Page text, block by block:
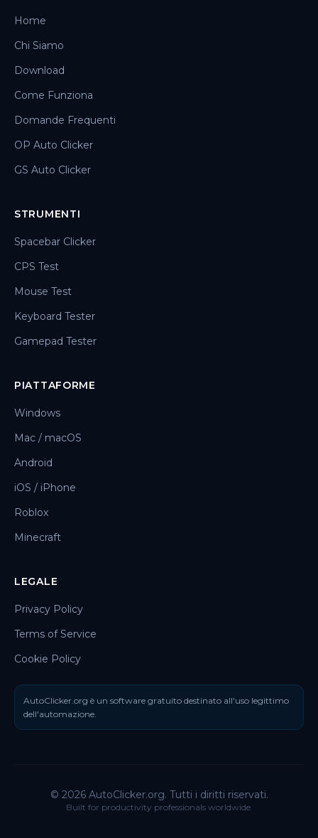
Home
Chi Siamo
Download
Come Funziona
Domande Frequenti
OP Auto Clicker
GS Auto Clicker
STRUMENTI
Spacebar Clicker
CPS Test
Mouse Test
Keyboard Tester
Gamepad Tester
PIATTAFORME
Windows
Mac / macOS
Android
iOS / iPhone
Roblox
Minecraft
LEGALE
Privacy Policy
Terms of Service
Cookie Policy
AutoClicker.org è un software gratuito destinato all'uso legittimo
dell'automazione.
© 2026 AutoClicker.org. Tutti i diritti riservati.
Built for productivity professionals worldwide.